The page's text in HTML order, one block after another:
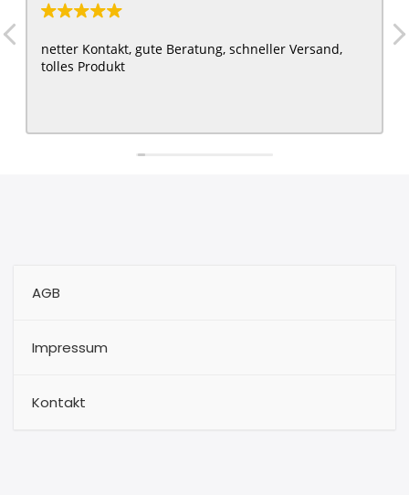
netter Kontakt, gute Beratung, schneller Versand,
tolles Produkt
AGB
Impressum
Kontakt